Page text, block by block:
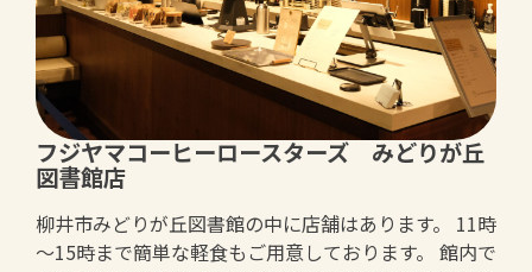
フジヤマコーヒーロースターズ みどりが丘
図書館店
柳井市みどりが丘図書館の中に店舗はあります。 11時
～15時まで簡単な軽食もご用意しております。 館内で